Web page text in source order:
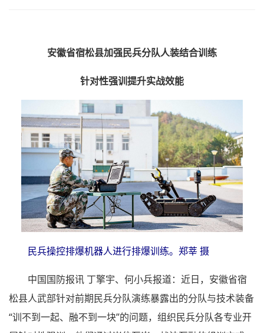
安徽省宿松县加强民兵分队人装结合训练
针对性强训提升实战效能
民兵操控排爆机器人进行排爆训练。郑莘 摄
中国国防报讯 丁擎宇、何小兵报道：近日，安徽省宿
松县人武部针对前期民兵分队演练暴露出的分队与技术装备
“训不到一起、融不到一块”的问题，组织民兵分队各专业开